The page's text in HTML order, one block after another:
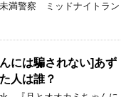
満警察 ミッドナイトラン
には騙されない]あず
人は誰？